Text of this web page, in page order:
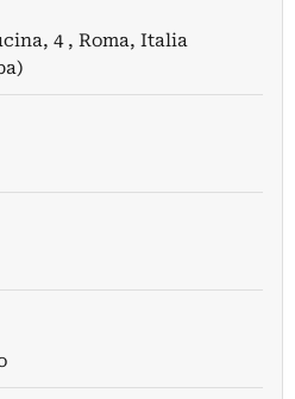
4 , Roma, Italia